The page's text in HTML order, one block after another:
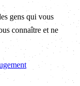
gens qui vous
connaître et ne